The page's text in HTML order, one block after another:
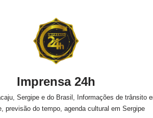
Imprensa 24h
Sergipe e do Brasil, Informações de trânsito
previsão do tempo, agenda cultural em Sergipe